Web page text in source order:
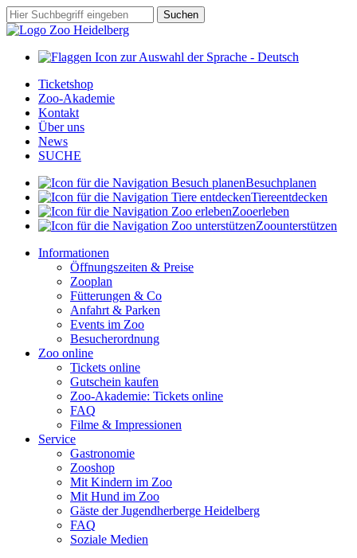
Zum
Hauptinhalt
springen
Suchbegriff Suchen
Ticketshop
Zoo-Akademie
Kontakt
Über uns
News
SUCHE
Besuchplanen
Tiereentdecken
Zooerleben
Zoounterstützen
Informationen
Öffnungszeiten & Preise
Zooplan
Fütterungen & Co
Anfahrt & Parken
Events im Zoo
Besucherordnung
Zoo online
Tickets online
Gutschein kaufen
Zoo-Akademie: Tickets online
FAQ
Filme & Impressionen
Service
Gastronomie
Zooshop
Mit Kindern im Zoo
Mit Hund im Zoo
Gäste der Jugendherberge Heidelberg
FAQ
Soziale Medien